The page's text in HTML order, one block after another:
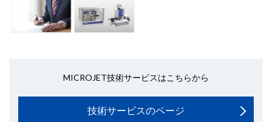
MICROJET技術サービスはこちらから
技術サービスのページ